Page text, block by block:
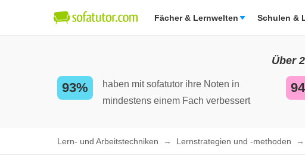
Fächer & Lernwelten Schulen &
Über
93%
haben mit sofatutor ihre Noten in
mindestens einem Fach verbessert
Lern- und Arbeitstechniken Lernstrategien und -methoden